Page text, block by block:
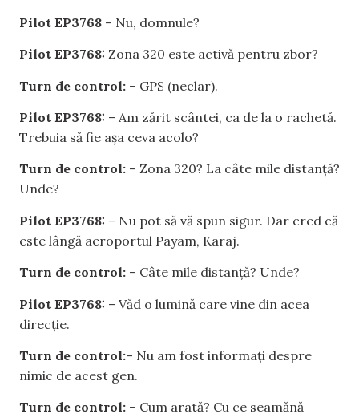
Pilot EP3768 – Nu, domnule?
Pilot EP3768: Zona 320 este activă pentru zbor?
Turn de control: – GPS (neclar).
Pilot EP3768: – Am zărit scântei, ca de la o rachetă.
Trebuia să fie așa ceva acolo?
Turn de control: – Zona 320? La câte mile distanță?
Unde?
Pilot EP3768: – Nu pot să vă spun sigur. Dar cred că
este lângă aeroportul Payam, Karaj.
Turn de control: – Câte mile distanță? Unde?
Pilot EP3768: – Văd o lumină care vine din acea
direcție.
Turn de control:– Nu am fost informați despre
nimic de acest gen.
Turn de control: – Cum arată? Cu ce seamănă